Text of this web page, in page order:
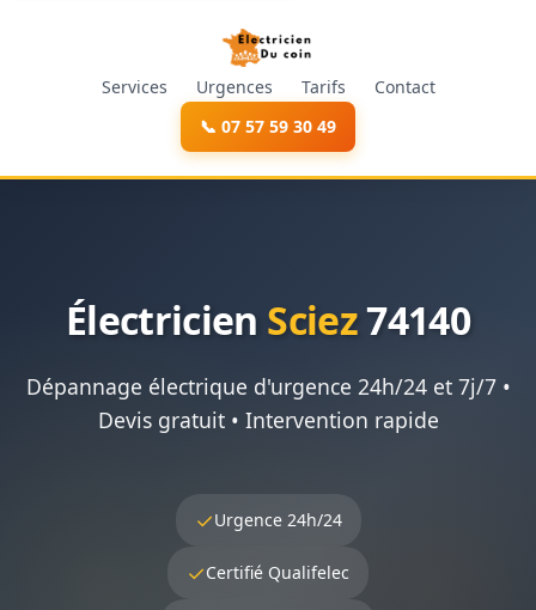
Services Urgences Tarifs
Contact
📞 07 57 59 30 49
Électricien Sciez74140
Dépannage électrique d'urgence 24h/24 et 7j/7 •
Devis gratuit • Intervention rapide
✓Urgence 24h/24
✓Certifié Qualifelec